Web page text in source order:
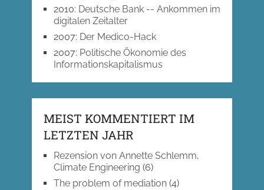
2010: Deutsche Bank -- Ankommen im
digitalen Zeitalter
2007: Der Medico-Hack
2007: Politische Ökonomie des
Informationskapitalismus
MEIST KOMMENTIERT IM
LETZTEN JAHR
Rezension von Annette Schlemm,
Climate Engineering (6)
The problem of mediation(4)